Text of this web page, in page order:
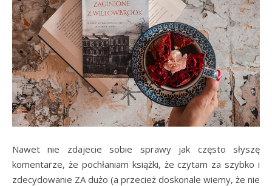
Nawet nie zdajecie sobie sprawy jak często słyszę
komentarze, że pochłaniam książki, że czytam za szybko i
zdecydowanie ZA dużo (a przecież doskonale wiemy, że nie